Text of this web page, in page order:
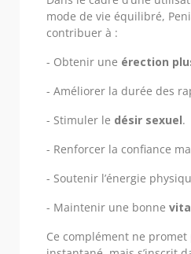
mode de vie équilibré,
contribuer à :
- Obtenir une érection
- Améliorer la durée des
- Stimuler le désir sexuel.
- Renforcer la confiance
- Soutenir l’énergie
- Maintenir une bonne
Ce complément ne